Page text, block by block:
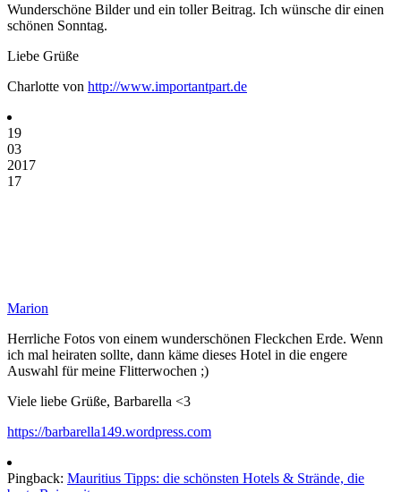
Wunderschöne Bilder und ein toller Beitrag. Ich wünsche dir einen
schönen Sonntag.
Liebe Grüße
Charlotte von http://www.importantpart.de
19
03
2017
17
Marion
Herrliche Fotos von einem wunderschönen Fleckchen Erde. Wenn
ich mal heiraten sollte, dann käme dieses Hotel in die engere
Auswahl für meine Flitterwochen ;)
Viele liebe Grüße, Barbarella <3
https://barbarella149.wordpress.com
Pingback: Mauritius Tipps: die schönsten Hotels & Strände, die